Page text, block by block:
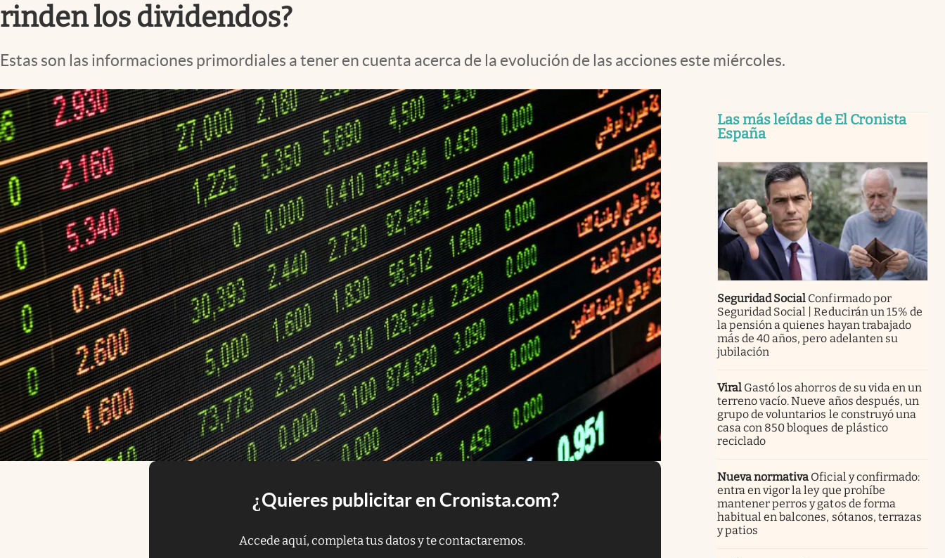
rinden los dividendos?
Estas son las informaciones primordiales a tener en cuenta acerca de la evolución de las acciones este miércoles.
¿Quieres publicitar en Cronista.com?
Accede aquí, completa tus datos y te contactaremos.
Las más leídas de El Cronista
España
Seguridad Social Confirmado por
Seguridad Social | Reducirán un 15% de
la pensión a quienes hayan trabajado
más de 40 años, pero adelanten su
jubilación
Viral Gastó los ahorros de su vida en un
terreno vacío. Nueve años después, un
grupo de voluntarios le construyó una
casa con 850 bloques de plástico
reciclado
Nueva normativa Oficial y confirmado:
entra en vigor la ley que prohíbe
mantener perros y gatos de forma
habitual en balcones, sótanos, terrazas
y patios